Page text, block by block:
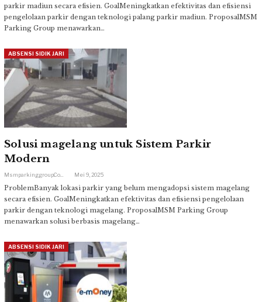
parkir madiun secara efisien. GoalMeningkatkan efektivitas dan efisiensi
pengelolaan parkir dengan teknologi palang parkir madiun. ProposalMSM
Parking Group menawarkan…
ABSENSI SIDIK JARI
Solusi magelang untuk Sistem Parkir
Modern
Mei 9, 2025
ProblemBanyak lokasi parkir yang belum mengadopsi sistem magelang
secara efisien. GoalMeningkatkan efektivitas dan efisiensi pengelolaan
parkir dengan teknologi magelang. ProposalMSM Parking Group
menawarkan solusi berbasis magelang…
ABSENSI SIDIK JARI